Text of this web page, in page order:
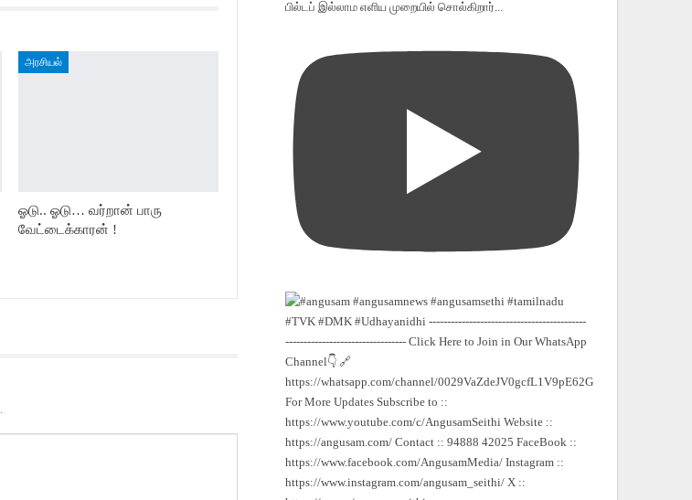
அரசியல்
ஓடு.. ஓடு… வர்றான் பாரு
வேட்டைக்காரன் !
பில்டப் இல்லாம எளிய முறையில் சொல்கிறார்...